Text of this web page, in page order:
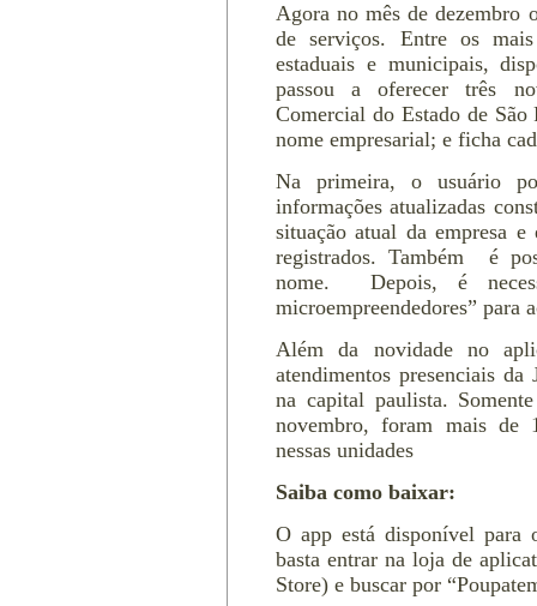
Agora no mês de dezembro
de serviços. Entre os
estaduais e municipais,
passou a oferecer três
Comercial do Estado de
nome empresarial; e ficha
Na primeira, o usuário
informações atualizadas
situação atual da empresa
registrados. Também é
nome. Depois, é
microempreendedores” para
Além da novidade no
atendimentos presenciais
na capital paulista.
novembro, foram mais de
nessas unidades
Saiba como baixar:
O app está disponível para
basta entrar na loja de
Store) e buscar por